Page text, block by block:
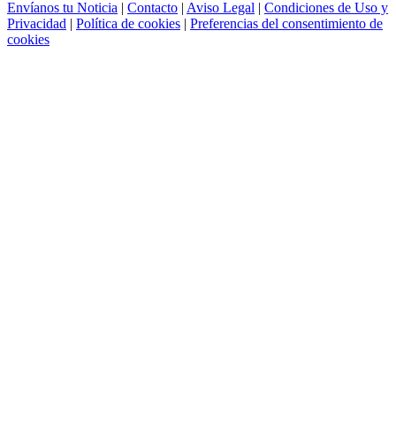
Envíanos tu Noticia | Contacto | Aviso Legal | Condiciones de Uso y
Privacidad | Política de cookies | Preferencias del consentimiento de
cookies